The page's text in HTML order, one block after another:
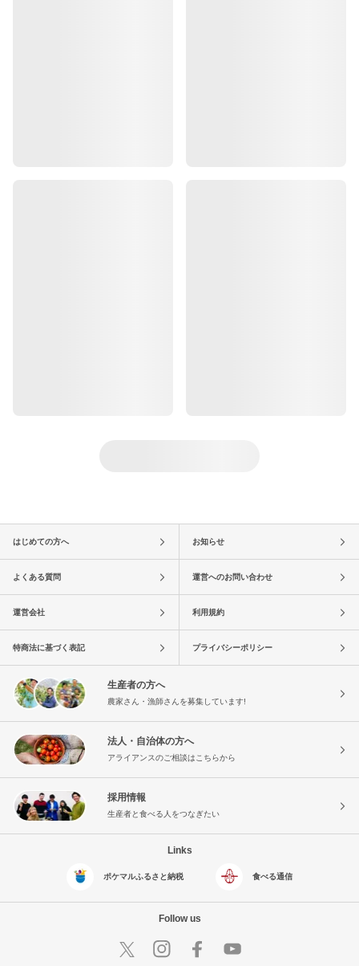
はじめての方へ お知らせ
よくある質問 運営へのお問い合わせ
運営会社 利用規約
特商法に基づく表記 プライバシーポリシー
生産者の方へ
農家さん・漁師さんを募集しています!
法人・自治体の方へ
アライアンスのご相談はこちらから
採用情報
生産者と食べる人をつなぎたい
Links
ポケマルふるさと納税 食べる通信
Follow us